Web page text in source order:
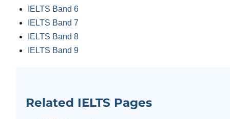
IELTS Band 6
IELTS Band 7
IELTS Band 8
IELTS Band 9
Related IELTS Pages